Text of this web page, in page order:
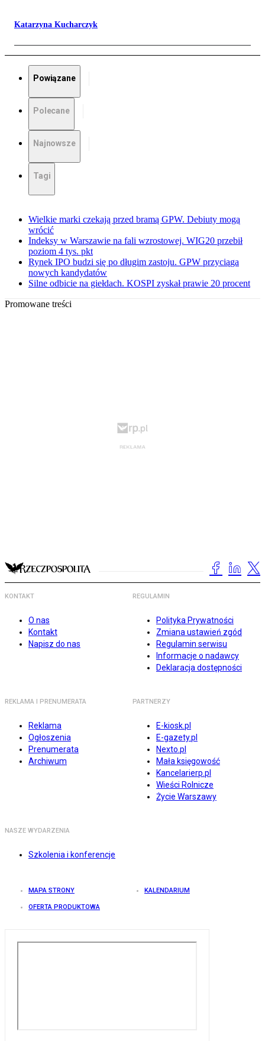
Katarzyna Kucharczyk
Powiązane
Polecane
Najnowsze
Tagi
Wielkie marki czekają przed bramą GPW. Debiuty mogą
wrócić
Indeksy w Warszawie na fali wzrostowej. WIG20 przebił
poziom 4 tys. pkt
Rynek IPO budzi się po długim zastoju. GPW przyciąga
nowych kandydatów
Silne odbicie na giełdach. KOSPI zyskał prawie 20 procent
Promowane treści
KONTAKT
O nas
Kontakt
Napisz do nas
REGULAMIN
Polityka Prywatności
Zmiana ustawień zgód
Regulamin serwisu
Informacje o nadawcy
Deklaracja dostępności
REKLAMA I PRENUMERATA
Reklama
Ogłoszenia
Prenumerata
Archiwum
PARTNERZY
E-kiosk.pl
E-gazety.pl
Nexto.pl
Mała księgowość
Kancelarierp.pl
Wieści Rolnicze
Życie Warszawy
NASZE WYDARZENIA
Szkolenia i konferencje
MAPA STRONY KALENDARIUM
OFERTA PRODUKTOWA